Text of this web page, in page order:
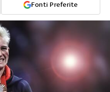
Fonti Preferite